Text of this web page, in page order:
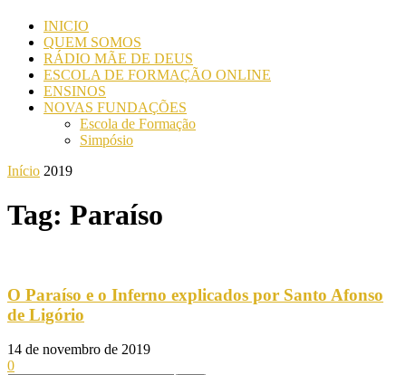
INICIO
QUEM SOMOS
RÁDIO MÃE DE DEUS
ESCOLA DE FORMAÇÃO ONLINE
ENSINOS
NOVAS FUNDAÇÕES
Escola de Formação
Simpósio
Início 2019
Tag: Paraíso
O Paraíso e o Inferno explicados por Santo Afonso
de Ligório
14 de novembro de 2019
0